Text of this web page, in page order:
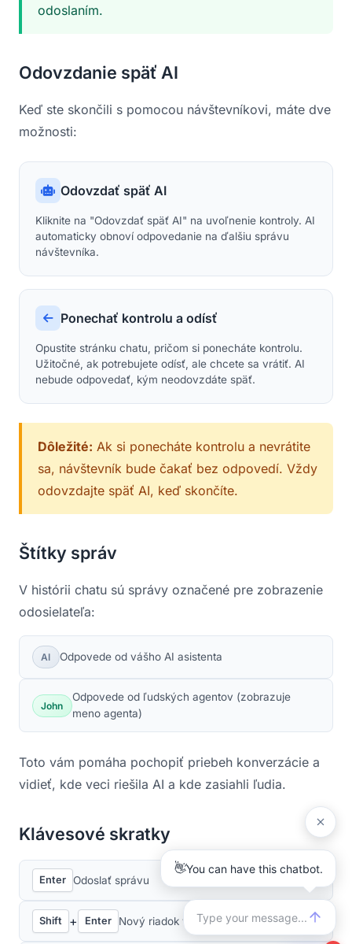
odoslaním.
Odovzdanie späť AI
Keď ste skončili s pomocou návštevníkovi, máte dve
možnosti:
Odovzdať späť AI
Kliknite na "Odovzdať späť AI" na uvoľnenie kontroly. AI
automaticky obnoví odpovedanie na ďalšiu správu
návštevníka.
Ponechať kontrolu a odísť
Opustite stránku chatu, pričom si ponecháte kontrolu.
Užitočné, ak potrebujete odísť, ale chcete sa vrátiť. AI
nebude odpovedať, kým neodovzdáte späť.
Dôležité: Ak si ponecháte kontrolu a nevrátite
sa, návštevník bude čakať bez odpovedí. Vždy
odovzdajte späť AI, keď skončíte.
Štítky správ
V histórii chatu sú správy označené pre zobrazenie
odosielateľa:
AI Odpovede od vášho AI asistenta
John
Odpovede od ľudských agentov (zobrazuje
meno agenta)
Toto vám pomáha pochopiť priebeh konverzácie a
vidieť, kde veci riešila AI a kde zasiahli ľudia.
Klávesové skratky
Enter Odoslať správu
Shift + Enter Nový riadok v správe